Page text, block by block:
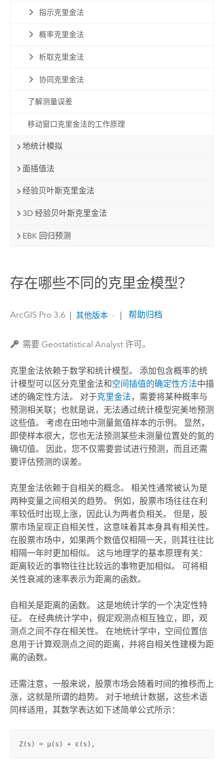
指示克里金法
概率克里金法
析取克里金法
协同克里金法
了解测量误差
移动窗口克里金法的工作原理
地统计模拟
面插值法
经验贝叶斯克里金法
3D 经验贝叶斯克里金法
EBK 回归预测
存在哪些不同的克里金模型？
ArcGIS Pro 3.6 | 其他版本 | 帮助归档
需要 Geostatistical Analyst 许可。
克里金法依赖于数学和统计模型。 添加包含概率的统
计模型可以区分克里金法和空间插值的确定性方法中描
述的确定性方法。 对于克里金法 ，需要将某种概率与
预测相关联；也就是说，无法通过统计模型完美地预测
这些值。 考虑在田地中测量氮值样本的示例。 显然，
即使样本很大，您也无法预测某些未测量位置处的氮的
确切值。 因此，您不仅需要尝试进行预测，而且还需
要评估预测的误差。
克里金法依赖于自相关的概念。 相关性通常被认为是
两种变量之间相关的趋势。 例如，股票市场往往在利
率较低时出现上涨，因此认为两者负相关。 但是，股
票市场呈现正自相关性，这意味着其本身具有相关性。
在股票市场中，如果两个数值仅相隔一天，则其往往比
相隔一年时更加相似。 这与地理学的基本原理有关：
距离较近的事物往往比较远的事物更加相似。 可将相
关性衰减的速率表示为距离的函数。
自相关是距离的函数。 这是地统计学的一个决定性特
征。 在经典统计学中，假定观测点相互独立，即，观
测点之间不存在相关性。 在地统计学中，空间位置信
息用于计算观测点之间的距离，并将自相关性建模为距
离的函数。
还需注意，一般来说，股票市场会随着时间的推移而上
涨，这就是所谓的趋势。 对于地统计数据，这些术语
同样适用，其数学表达如下述简单公式所示：
Z(s) = µ(s) + ε(s),